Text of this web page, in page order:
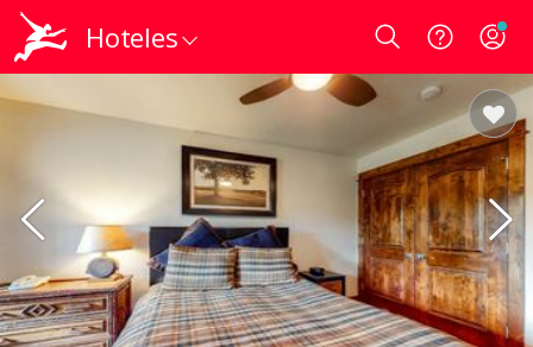
Hoteles Login